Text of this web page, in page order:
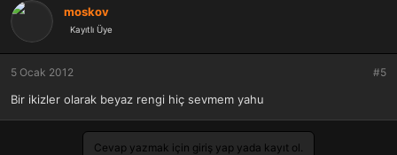
moskov
Kayıtlı Üye
5 Ocak 2012 #5
Bir ikizler olarak beyaz rengi hiç sevmem yahu
Cevap yazmak için giriş yap yada kayıt ol.